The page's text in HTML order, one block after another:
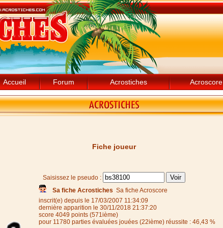
Accueil Forum Acrostiches Acroscore
Fiche joueur
Saisissez le pseudo :
Sa fiche Acrostiches Sa fiche Acroscore
inscrit(e) depuis le 17/03/2007 11:34:09
dernière apparition le 30/11/2018 21:37:20
score 4049 points (571ième)
pour 11780 parties évaluées jouées (22ième) réussite : 46,43 %